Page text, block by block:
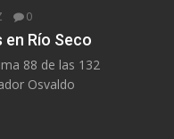
0
Río Seco
88 de las 132
Osvaldo